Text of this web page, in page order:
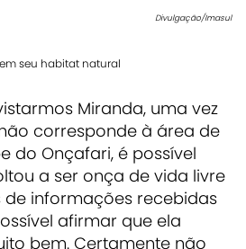
Divulgação/Imasul
seu habitat natural
Miranda, uma vez
corresponde à área de
do Onçafari, é possível
a ser onça de vida livre
de informações recebidas
afirmar que ela
bem. Certamente não